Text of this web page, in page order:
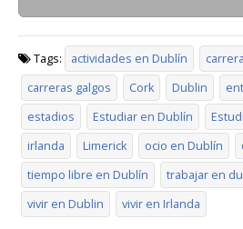
Tags: actividades en Dublín
carreras galgos
Cork Dublin
estadios
Estudiar en Dublín
irlanda
Limerick ocio en Dublín
tiempo libre en Dublín
trabajar en
vivir en Dublin
vivir en Irlanda